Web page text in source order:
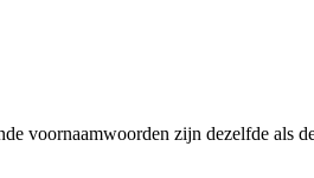
voornaamwoorden zijn dezelfde als